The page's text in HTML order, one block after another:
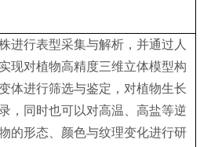
进行表型采集与解析，并通过人
现对植物高精度三维立体模型构
体进行筛选与鉴定，对植物生长
，同时也可以对高温、高盐等逆
的形态、颜色与纹理变化进行研